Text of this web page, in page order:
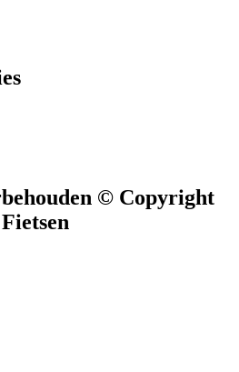
© Copyright